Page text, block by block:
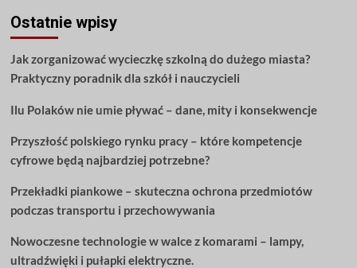
Porady,
jak
zrozumieć
telefony
Ostatnie wpisy
Jak zorganizować wycieczkę szkolną do dużego miasta?
Praktyczny poradnik dla szkół i nauczycieli
Ilu Polaków nie umie pływać – dane, mity i konsekwencje
Przyszłość polskiego rynku pracy – które kompetencje
cyfrowe będą najbardziej potrzebne?
Przekładki piankowe – skuteczna ochrona przedmiotów
podczas transportu i przechowywania
Nowoczesne technologie w walce z komarami – lampy,
ultradźwięki i pułapki elektryczne.